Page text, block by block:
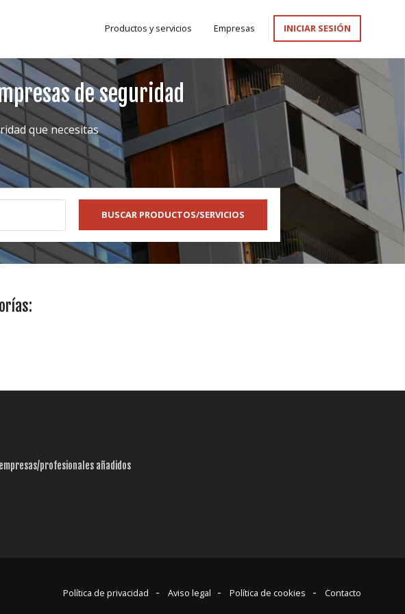
Productos y servicios Empresas INICIAR SESIÓN
de seguridad
que necesitas
BUSCAR PRODUCTOS/SERVICIOS
profesionales añadidos
Política de privacidad Aviso legal Política de cookies Contacto